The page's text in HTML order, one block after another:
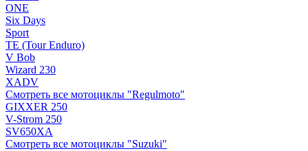
ONE
Six Days
Sport
TE (Tour Enduro)
V Bob
Wizard 230
XADV
Смотреть все мотоциклы "Regulmoto"
GIXXER 250
V-Strom 250
SV650XA
Смотреть все мотоциклы "Suzuki"